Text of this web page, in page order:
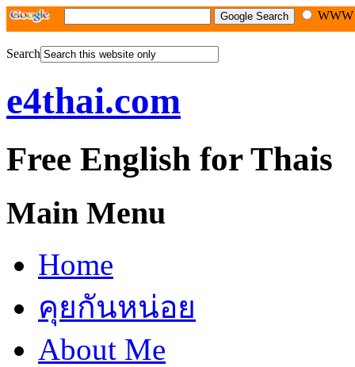
Search
e4thai.com
Free English for Thais
Main Menu
Home
คุยกันหน่อย
About Me